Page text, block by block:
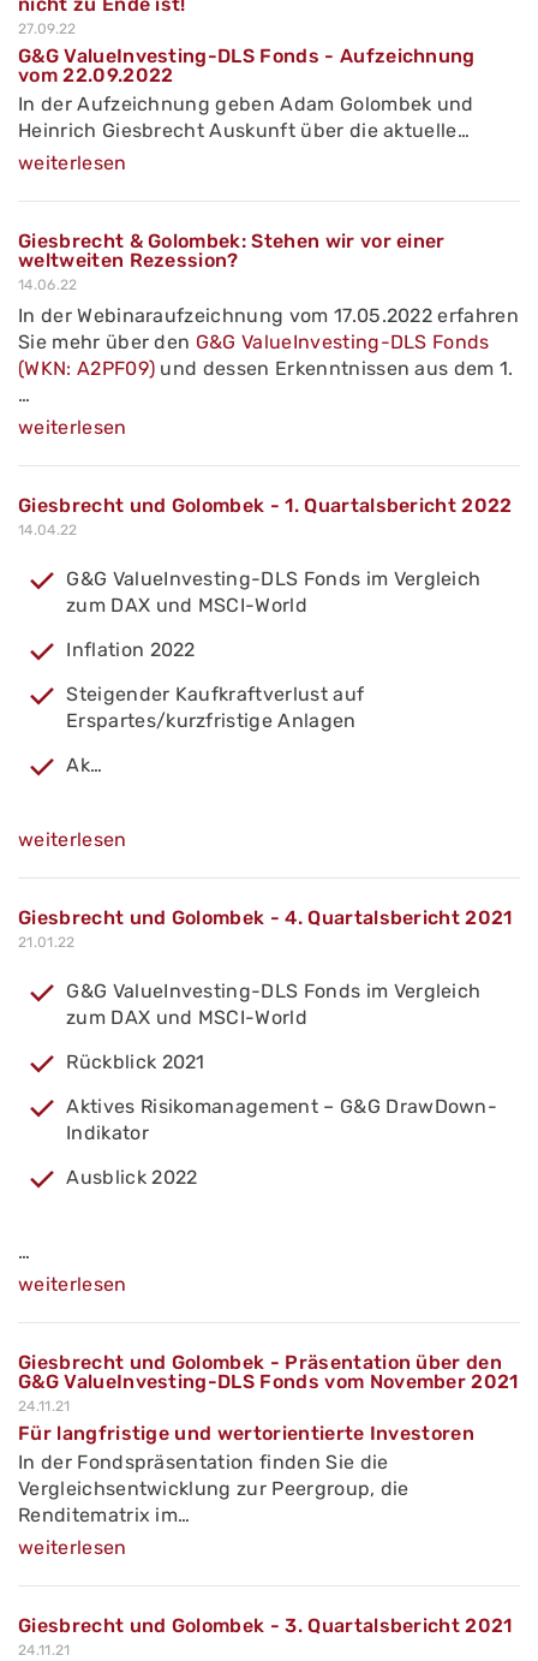
27.09.22
G&G ValueInvesting-DLS Fonds - Aufzeichnung
vom 22.09.2022
In der Aufzeichnung geben Adam Golombek und
Heinrich Giesbrecht Auskunft über die aktuelle…
weiterlesen
Giesbrecht & Golombek: Stehen wir vor einer
weltweiten Rezession?
14.06.22
In der Webinaraufzeichnung vom 17.05.2022 erfahren
Sie mehr über den G&G ValueInvesting-DLS Fonds
(WKN: A2PF09) und dessen Erkenntnissen aus dem 1.
…
weiterlesen
Giesbrecht und Golombek - 1. Quartalsbericht 2022
14.04.22
G&G ValueInvesting-DLS Fonds im Vergleich
zum DAX und MSCI-World
Inflation 2022
Steigender Kaufkraftverlust auf
Erspartes/kurzfristige Anlagen
Ak…
weiterlesen
Giesbrecht und Golombek - 4. Quartalsbericht 2021
21.01.22
G&G ValueInvesting-DLS Fonds im Vergleich
zum DAX und MSCI-World
Rückblick 2021
Aktives Risikomanagement – G&G DrawDown-
Indikator
Ausblick 2022
…
weiterlesen
Giesbrecht und Golombek - Präsentation über den
G&G ValueInvesting-DLS Fonds vom November 2021
24.11.21
Für langfristige und wertorientierte Investoren
In der Fondspräsentation finden Sie die
Vergleichsentwicklung zur Peergroup, die
Renditematrix im…
weiterlesen
Giesbrecht und Golombek - 3. Quartalsbericht 2021
24.11.21